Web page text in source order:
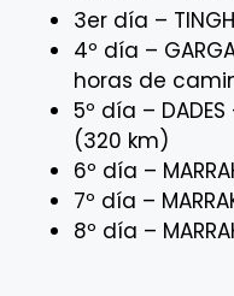
3er día –
4º día –
horas de
5º día – DADES
(320 km)
6º día –
7º día –
8º día –